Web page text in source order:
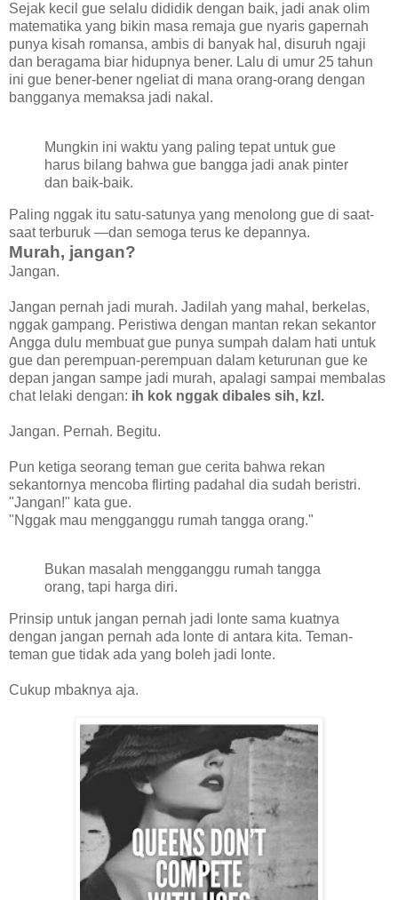
Sejak kecil gue selalu dididik dengan baik, jadi anak olim
matematika yang bikin masa remaja gue nyaris gapernah
punya kisah romansa, ambis di banyak hal, disuruh ngaji
dan beragama biar hidupnya bener. Lalu di umur 25 tahun
ini gue bener-bener ngeliat di mana orang-orang dengan
bangganya memaksa jadi nakal.
Mungkin ini waktu yang paling tepat untuk gue
harus bilang bahwa gue bangga jadi anak pinter
dan baik-baik.
Paling nggak itu satu-satunya yang menolong gue di saat-
saat terburuk —dan semoga terus ke depannya.
Murah, jangan?
Jangan.
Jangan pernah jadi murah. Jadilah yang mahal, berkelas,
nggak gampang. Peristiwa dengan mantan rekan sekantor
Angga dulu membuat gue punya sumpah dalam hati untuk
gue dan perempuan-perempuan dalam keturunan gue ke
depan jangan sampe jadi murah, apalagi sampai membalas
chat lelaki dengan: ih kok nggak dibales sih, kzl.
Jangan. Pernah. Begitu.
Pun ketiga seorang teman gue cerita bahwa rekan
sekantornya mencoba flirting padahal dia sudah beristri.
"Jangan!" kata gue.
"Nggak mau mengganggu rumah tangga orang."
Bukan masalah mengganggu rumah tangga
orang, tapi harga diri.
Prinsip untuk jangan pernah jadi lonte sama kuatnya
dengan jangan pernah ada lonte di antara kita. Teman-
teman gue tidak ada yang boleh jadi lonte.
Cukup mbaknya aja.